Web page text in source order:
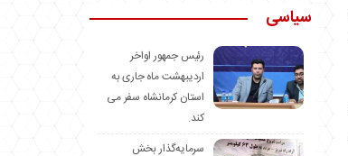
سیاسی
رئیس جمهور اواخر
اردیبهشت ماه جاری به
استان کرمانشاه سفر می
کند.
سرمایه‌گذار بخش